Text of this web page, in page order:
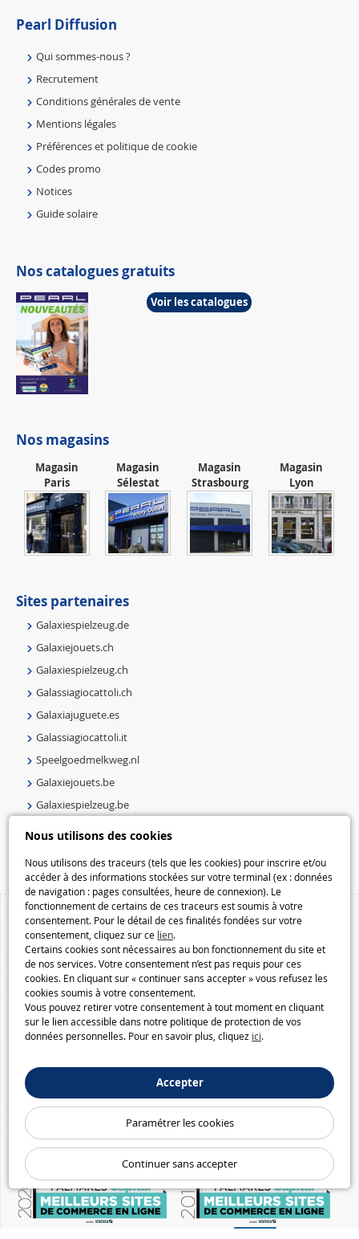
Nous utilisons des cookies
Nous utilisons des traceurs (tels que les cookies) pour inscrire et/ou
accéder à des informations stockées sur votre terminal (ex : données
de navigation : pages consultées, heure de connexion). Le
fonctionnement de certains de ces traceurs est soumis à votre
consentement. Pour le détail de ces finalités fondées sur votre
consentement, cliquez sur ce lien.
Certains cookies sont nécessaires au bon fonctionnement du site et
de nos services. Votre consentement n’est pas requis pour ces
cookies. En cliquant sur « continuer sans accepter » vous refusez les
cookies soumis à votre consentement.
Vous pouvez retirer votre consentement à tout moment en cliquant
sur le lien accessible dans notre politique de protection de vos
données personnelles. Pour en savoir plus, cliquez ici.
Accepter
Paramétrer les cookies
Continuer sans accepter
Pearl Diffusion
Qui sommes-nous ?
Recrutement
Conditions générales de vente
Mentions légales
Préférences et politique de cookie
Codes promo
Notices
Guide solaire
Nos catalogues gratuits
Voir les catalogues
Nos magasins
Magasin
Paris
Magasin
Sélestat
Magasin
Strasbourg
Magasin
Lyon
Sites partenaires
Galaxiespielzeug.de
Galaxiejouets.ch
Galaxiespielzeug.ch
Galassiagiocattoli.ch
Galaxiajuguete.es
Galassiagiocattoli.it
Speelgoedmelkweg.nl
Galaxiejouets.be
Galaxiespielzeug.be